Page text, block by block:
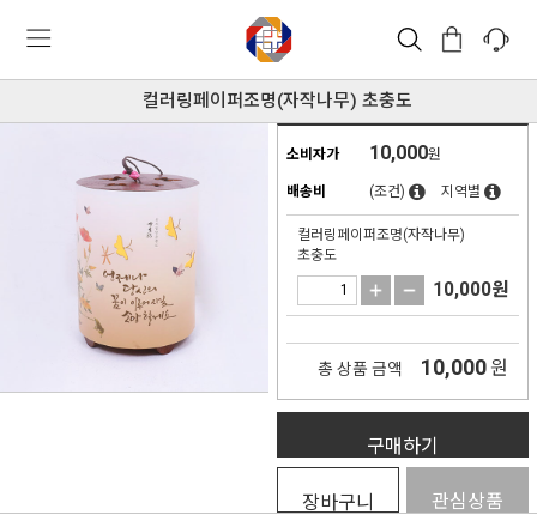
컬러링페이퍼조명(자작나무) 초충도
소비자가 10,000원
배송비 (조건) 지역별
컬러링페이퍼조명(자작나무)
초충도
10,000원
총 상품 금액 10,000 원
구매하기
장바구니 관심상품